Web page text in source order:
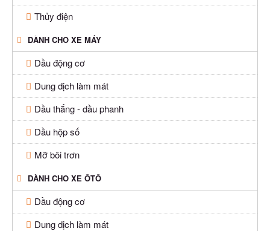
Thủy điện
DÀNH CHO XE MÁY
Dầu động cơ
Dung dịch làm mát
Dầu thắng - dầu phanh
Dầu hộp số
Mỡ bôi trơn
DÀNH CHO XE ÔTÔ
Dầu động cơ
Dung dịch làm mát